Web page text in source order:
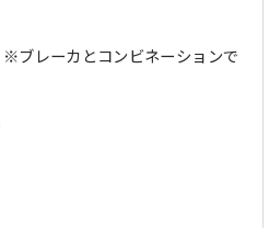
レーカとコンビネーションで